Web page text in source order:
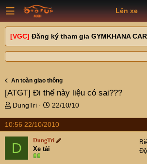
Lên xe
[VGC] Đăng ký tham gia GYMKHANA
An toàn giao thông
[ATGT] Đi thế này liệu có sai???
T
r
e
d
s
DungTri
N
à
y
g
22/10/10
10:56 22/10/2010
D DungTri
Xe tải